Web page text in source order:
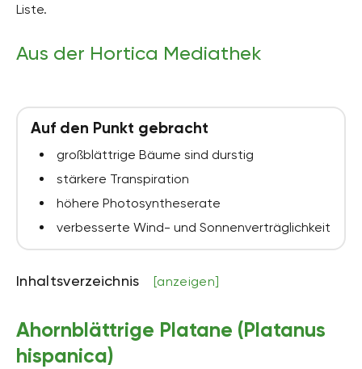
Liste.
Aus der Hortica Mediathek
Auf den Punkt gebracht
großblättrige Bäume sind durstig
stärkere Transpiration
höhere Photosyntheserate
verbesserte Wind- und Sonnenverträglichkeit
Inhaltsverzeichnis [anzeigen]
Ahornblättrige Platane (Platanus
hispanica)